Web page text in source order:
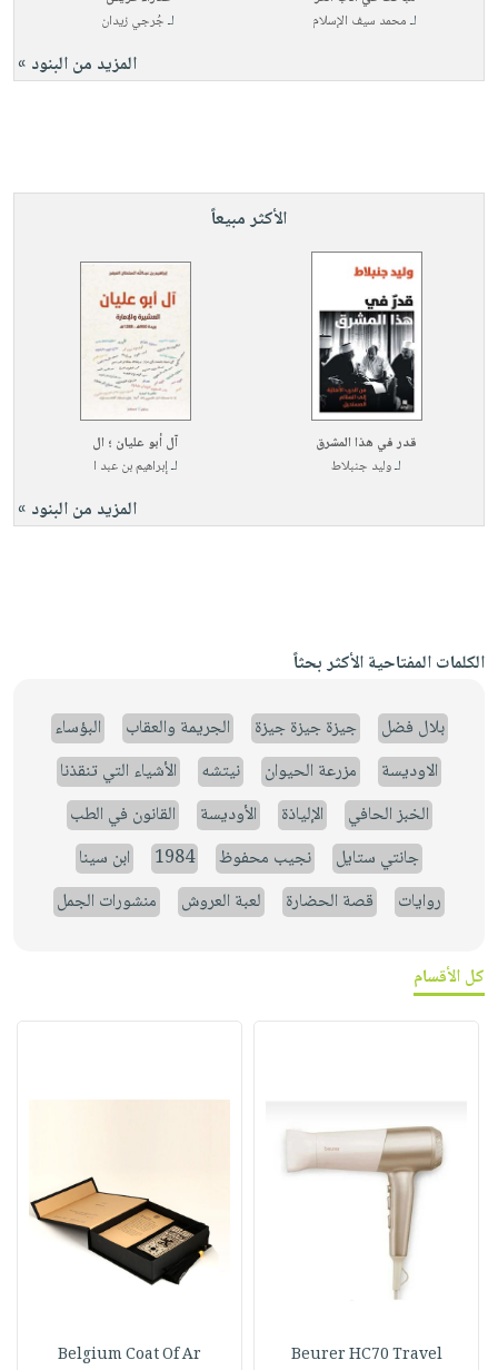
لـمحمد سيف الإسلام
لـجُرجي زيدان
المزيد من البنود »
الأكثر مبيعاً
قدر في هذا المشرق
لـوليد جنبلاط
آل أبو عليان ؛ ال
لـإبراهيم بن عبد ا
المزيد من البنود »
الكلمات المفتاحية الأكثر بحثاً
بلال فضل جيزة جيزة جيزة الجريمة والعقاب
البؤساء
الاوديسة
مزرعة الحيوان نيتشه
الأشياء التي تنقذنا
الخبز الحافي
الإلياذة الأوديسة
القانون في الطب
جانتي ستايل
نجيب محفوظ 1984
ابن سينا
روايات
قصة الحضارة لعبة العروش منشورات الجمل
كل الأقسام
Beurer HC70 Travel
Belgium Coat Of Ar